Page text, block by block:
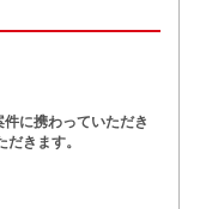
に携わっていただき
きます。